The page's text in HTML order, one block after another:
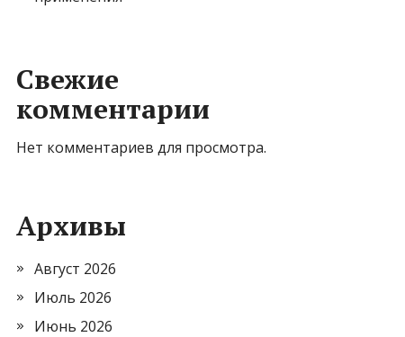
Свежие
комментарии
Нет комментариев для просмотра.
Архивы
Август 2026
Июль 2026
Июнь 2026